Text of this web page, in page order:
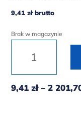
9,41zł brutto
Brak w magazynie
ilość Kartony klapowe z regulowaną wysokością szare (Kopia)
9,41zł – 2